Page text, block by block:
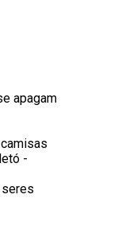
apagam
-